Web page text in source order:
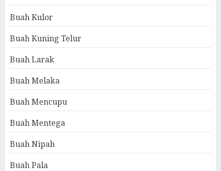
Buah Kulor
Buah Kuning Telur
Buah Larak
Buah Melaka
Buah Mencupu
Buah Mentega
Buah Nipah
Buah Pala